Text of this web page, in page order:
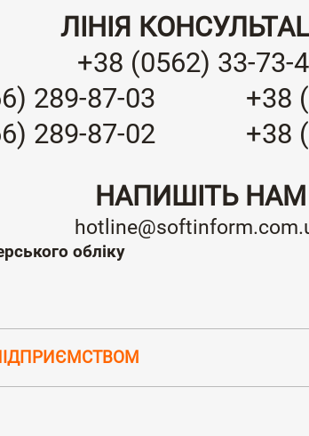
ЛІНІЯ
+38 (0562) 33-73-
289-87-03
289-87-02
+38
+38
НАПИШІТЬ НАМ
обліку